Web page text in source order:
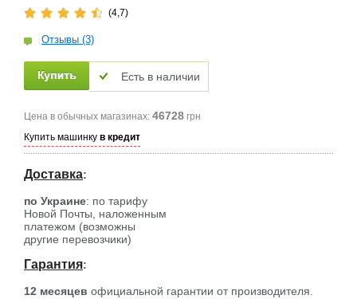
(4,7)
Отзывы (3)
Есть в наличии
Цена в обычных магазинах: 46728 грн
Купить машинку в кредит
Доставка:
по Украине: по тарифу
Новой Почты, наложенным
платежом (возможны
другие перевозчики)
Гарантия:
12 месяцев официальной гарантии от производителя.